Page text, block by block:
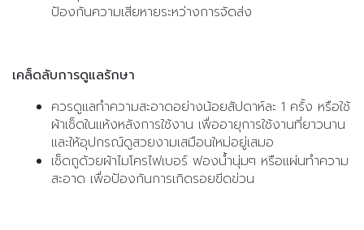
ป้องกันความเสียหายระหว่างการจัดส่ง
เคล็ดลับการดูแลรักษา
ควรดูแลทำความสะอาดอย่างน้อยสัปดาห์ละ 1 ครั้ง หรือใช้
ผ้าเช็ดในแห้งหลังการใช้งาน เพื่ออายุการใช้งานที่ยาวนาน
และให้อุปกรณ์ดูสวยงามเสมือนใหม่อยู่เสมอ
เช็ดถูด้วยผ้าไมโครไฟเบอร์ ฟองน้ำนุ่มๆ หรือแผ่นทำความ
สะอาด เพื่อป้องกันการเกิดรอยขีดข่วน